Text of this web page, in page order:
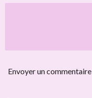
Envoyer un commentaire